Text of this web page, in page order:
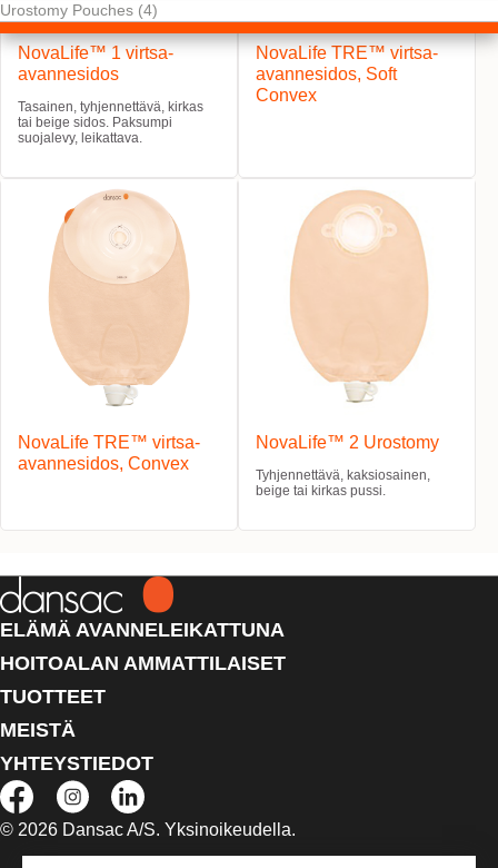
Urostomy Pouches (4)
NovaLife™ 1 virtsa-
avannesidos
Tasainen, tyhjennettävä, kirkas
tai beige sidos. Paksumpi
suojalevy, leikattava.
NovaLife TRE™ virtsa-
avannesidos, Soft
Convex
NovaLife TRE™ virtsa-
avannesidos, Convex
NovaLife™ 2 Urostomy
Tyhjennettävä, kaksiosainen,
beige tai kirkas pussi.
ELÄMÄ AVANNELEIKATTUNA
HOITOALAN AMMATTILAISET
TUOTTEET
MEISTÄ
YHTEYSTIEDOT
© 2026 Dansac A/S. Yksinoikeudella.